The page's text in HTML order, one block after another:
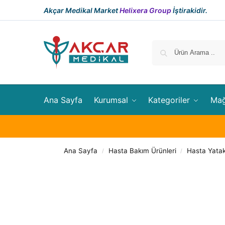
Akçar Medikal MarketHelixera Groupİştirakidir.
Ana Sayfa Kurumsal Kategoriler
Ana Sayfa / Hasta Bakım Ürünleri / Hasta